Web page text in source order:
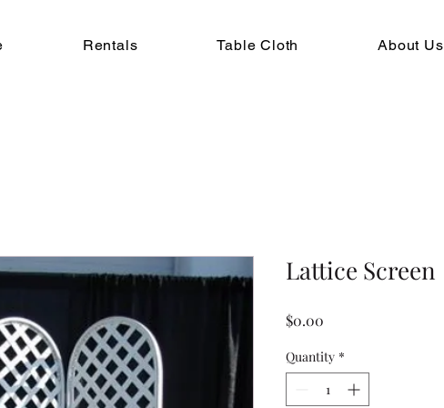
Rentals Table Cloth About Us
Lattice Screen
$0.00
Quantity *